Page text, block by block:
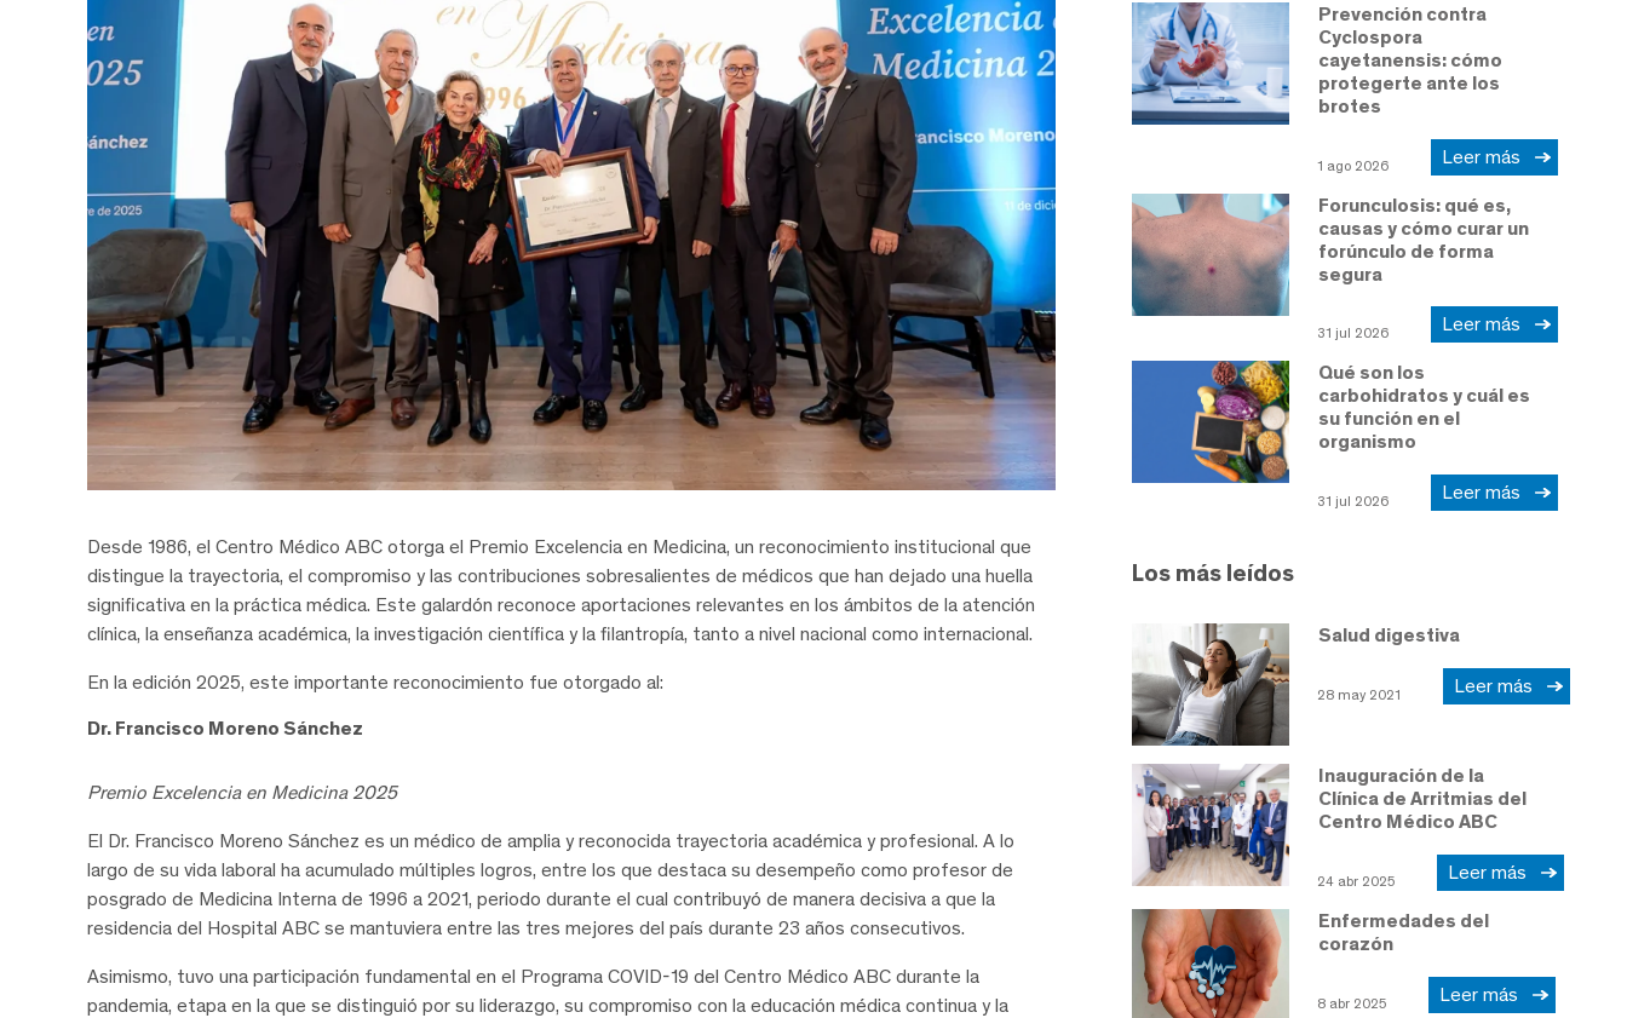
Desde 1986, el Centro Médico ABC otorga el Premio Excelencia en Medicina, un reconocimiento institucional que
distingue la trayectoria, el compromiso y las contribuciones sobresalientes de médicos que han dejado una huella
significativa en la práctica médica. Este galardón reconoce aportaciones relevantes en los ámbitos de la atención
clínica, la enseñanza académica, la investigación científica y la filantropía, tanto a nivel nacional como internacional.
En la edición 2025, este importante reconocimiento fue otorgado al:
Dr. Francisco Moreno Sánchez
Premio Excelencia en Medicina 2025
El Dr. Francisco Moreno Sánchez es un médico de amplia y reconocida trayectoria académica y profesional. A lo
largo de su vida laboral ha acumulado múltiples logros, entre los que destaca su desempeño como profesor de
posgrado de Medicina Interna de 1996 a 2021, periodo durante el cual contribuyó de manera decisiva a que la
residencia del Hospital ABC se mantuviera entre las tres mejores del país durante 23 años consecutivos.
Asimismo, tuvo una participación fundamental en el Programa COVID-19 del Centro Médico ABC durante la
pandemia, etapa en la que se distinguió por su liderazgo, su compromiso con la educación médica continua y la
Prevención contra
Cyclospora
cayetanensis: cómo
protegerte ante los
brotes
1 ago 2026 Leer más
Forunculosis: qué es,
causas y cómo curar un
forúnculo de forma
segura
31 jul 2026 Leer más
Qué son los
carbohidratos y cuál es
su función en el
organismo
31 jul 2026 Leer más
Los más leídos
Salud digestiva
28 may 2021 Leer más
Inauguración de la
Clínica de Arritmias del
Centro Médico ABC
24 abr 2025 Leer más
Enfermedades del
corazón
8 abr 2025 Leer más